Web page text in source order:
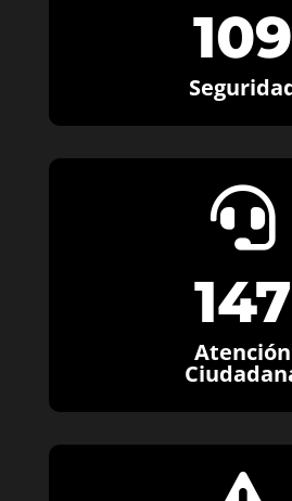
109

147
Atención